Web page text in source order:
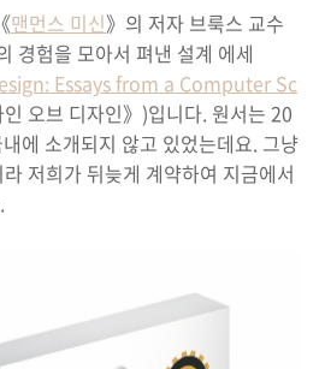
맨먼스 미신》의 저자 브룩스 교수
경험을 모아서 펴낸 설계 에세
Essays from a Computer Sc
오브 디자인》)입니다. 원서는 20
에 소개되지 않고 있었는데요. 그냥
저희가 뒤늦게 계약하여 지금에서